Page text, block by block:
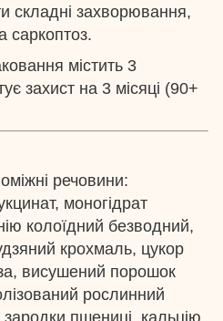
складні захворювання,
саркоптоз.
містить 3
захист на 3 місяці (90+
речовини:
моногідрат
колоїдний безводний,
крохмаль, цукор
висушений порошок
рослинний
пшениці, кальцію